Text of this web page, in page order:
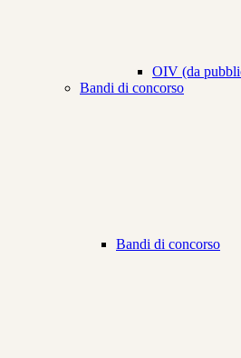
OIV (da
Bandi di concorso
Bandi di concorso